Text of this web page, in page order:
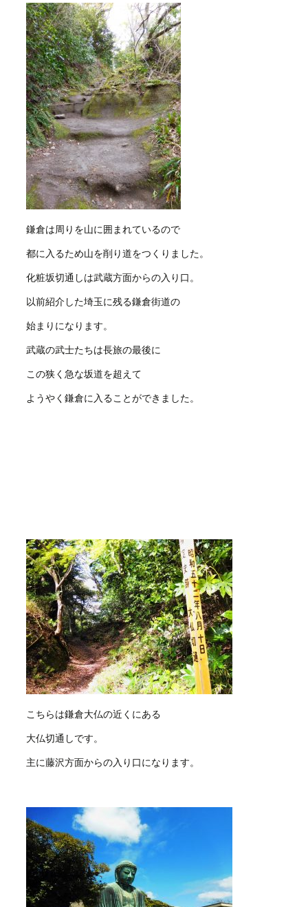
鎌倉は周りを山に囲まれているので
都に入るため山を削り道をつくりました。
化粧坂切通しは武蔵方面からの入り口。
以前紹介した埼玉に残る鎌倉街道の
始まりになります。
武蔵の武士たちは長旅の最後に
この狭く急な坂道を超えて
ようやく鎌倉に入ることができました。
こちらは鎌倉大仏の近くにある
大仏切通しです。
主に藤沢方面からの入り口になります。